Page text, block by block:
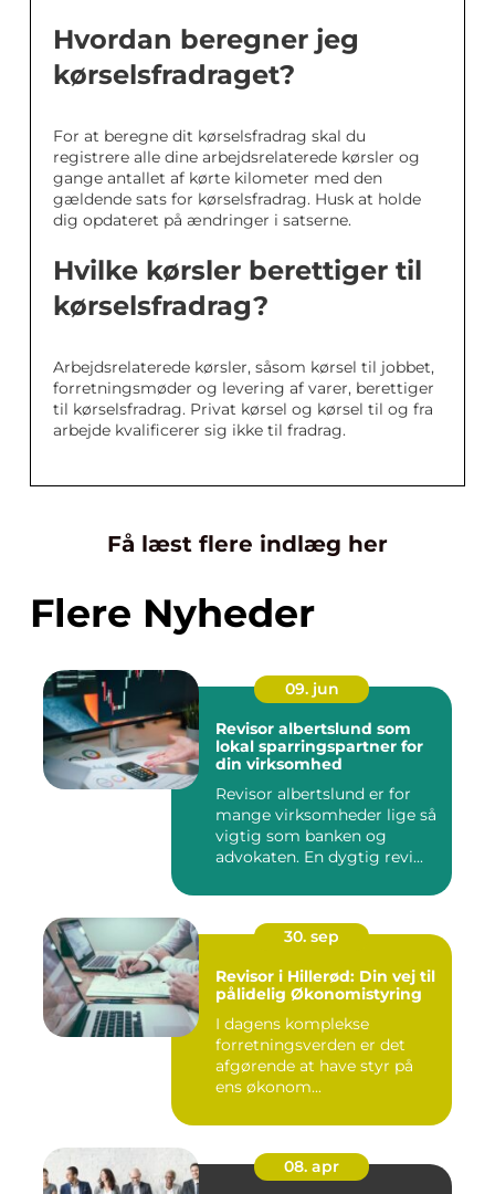
Hvordan beregner jeg
kørselsfradraget?
For at beregne dit kørselsfradrag skal du
registrere alle dine arbejdsrelaterede kørsler og
gange antallet af kørte kilometer med den
gældende sats for kørselsfradrag. Husk at holde
dig opdateret på ændringer i satserne.
Hvilke kørsler berettiger til
kørselsfradrag?
Arbejdsrelaterede kørsler, såsom kørsel til jobbet,
forretningsmøder og levering af varer, berettiger
til kørselsfradrag. Privat kørsel og kørsel til og fra
arbejde kvalificerer sig ikke til fradrag.
Få læst flere indlæg her
Flere Nyheder
09. jun
Revisor albertslund som
lokal sparringspartner for
din virksomhed
Revisor albertslund er for
mange virksomheder lige så
vigtig som banken og
advokaten. En dygtig revi...
30. sep
Revisor i Hillerød: Din vej til
pålidelig Økonomistyring
I dagens komplekse
forretningsverden er det
afgørende at have styr på
ens økonom...
08. apr